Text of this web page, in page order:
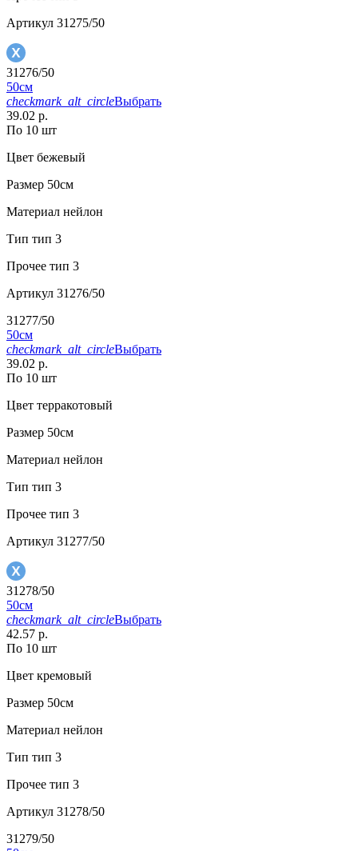
Артикул 31275/50
31276/50
50см
checkmark_alt_circleВыбрать
39.02 р.
По 10 шт
Цвет бежевый
Размер 50см
Материал нейлон
Тип тип 3
Прочее тип 3
Артикул 31276/50
31277/50
50см
checkmark_alt_circleВыбрать
39.02 р.
По 10 шт
Цвет терракотовый
Размер 50см
Материал нейлон
Тип тип 3
Прочее тип 3
Артикул 31277/50
31278/50
50см
checkmark_alt_circleВыбрать
42.57 р.
По 10 шт
Цвет кремовый
Размер 50см
Материал нейлон
Тип тип 3
Прочее тип 3
Артикул 31278/50
31279/50